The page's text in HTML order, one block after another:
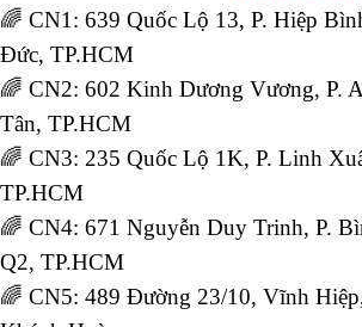
🌈 CN1: 639 Quốc Lộ 13, P. Hiệp
Đức, TP.HCM
🌈 CN2: 602 Kinh Dương Vương, P.
Tân, TP.HCM
🌈 CN3: 235 Quốc Lộ 1K, P. Linh
TP.HCM
🌈 CN4: 671 Nguyễn Duy Trinh, P.
Q2, TP.HCM
🌈 CN5: 489 Đường 23/10, Vĩnh